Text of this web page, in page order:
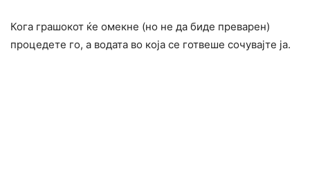
Кога грашокот ќе омекне (но не да биде преварен)
процедете го, а водата во која се готвеше сочувајте ја.